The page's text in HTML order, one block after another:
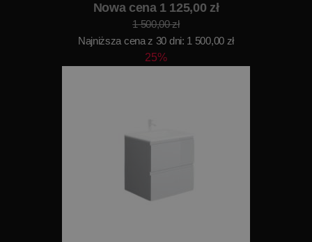
Nowa cena 1 125,00 zł
1 500,00 zł
Najniższa cena z 30 dni: 1 500,00 zł
25%